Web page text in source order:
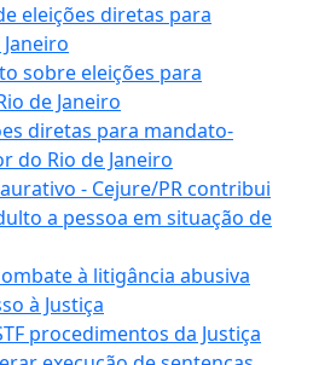
eleições diretas para
sobre eleições para
de Janeiro
diretas para mandato-
do Rio de Janeiro
- Cejure/PR contribui
a pessoa em situação de
à litigância abusiva
à Justiça
procedimentos da Justiça